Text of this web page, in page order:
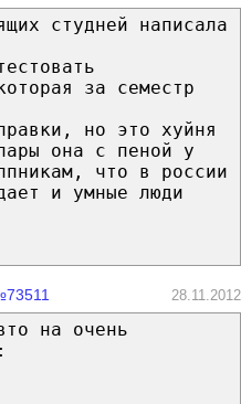
студней написала
за семестр
но это хуйня
она с пеной у
что в россии
и умные люди
28.11.2012
на очень